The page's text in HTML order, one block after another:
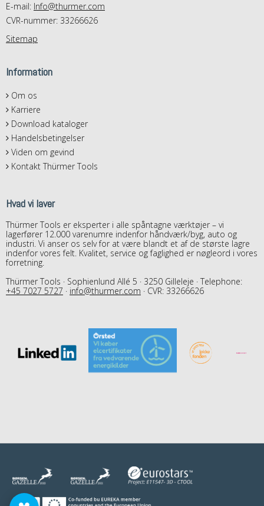
E-mail: Info@thurmer.com
CVR-nummer: 33266626
Sitemap
Information
Om os
Karriere
Download kataloger
Handelsbetingelser
Viden om gevind
Kontakt Thürmer Tools
Hvad vi laver
Thürmer Tools er eksperter i alle spåntagne værktøjer – vi
lagerfører 12.000 varenumre indenfor håndværk/byg, auto og
industri. Vi anser os selv for at være blandt et af de største lagre
indenfor vores felt. Kvalitet, service og faglighed er nøgleord i vores
forretning.
Thürmer Tools · Sophienlund Allé 5 · 3250 Gilleleje · Telephone:
+45 7027 5727 · info@thurmer.com · CVR: 33266626